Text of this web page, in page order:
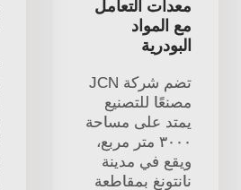
معدات التعامل
مع المواد
البودرية
تضم شركة JCN
مصنعًا للتصنيع
يمتد على مساحة
٣٠٠٠ متر مربع،
ويقع في مدينة
نانتونغ بمقاطعة